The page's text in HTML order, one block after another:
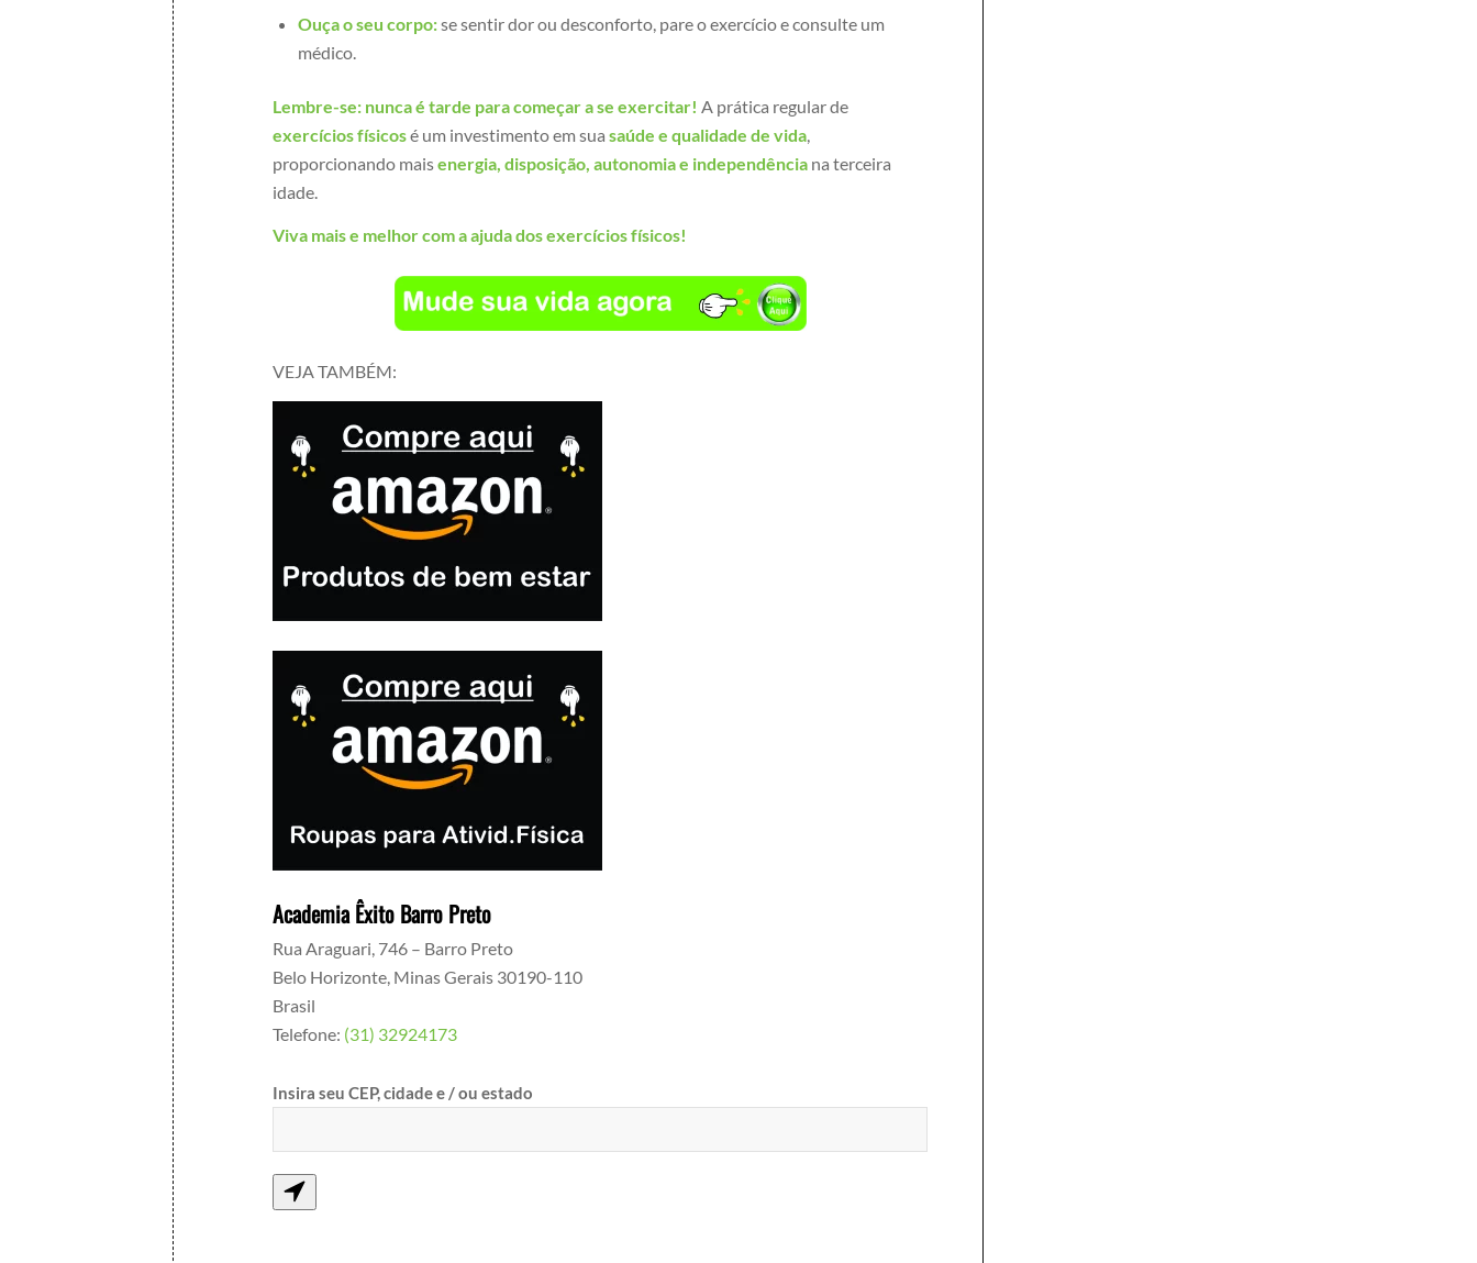
Ouça o seu corpo:se sentir dor ou desconforto, pare o exercício e consulte um
médico.
Lembre-se: nunca é tarde para começar a se exercitar! A prática regular de
exercícios físicosé um investimento em suasaúde e qualidade de vida
proporcionando maisenergia, disposição, autonomia e independência na terceira
idade.
Viva mais e melhor com a ajuda dos exercícios físicos!
VEJA TAMBÉM:
Academia Êxito Barro Preto
Rua Araguari, 746 – Barro Preto
Belo Horizonte Minas Gerais 30190-110
Brasil
Telefone: (31) 32924173
Insira seu CEP, cidade e / ou estado